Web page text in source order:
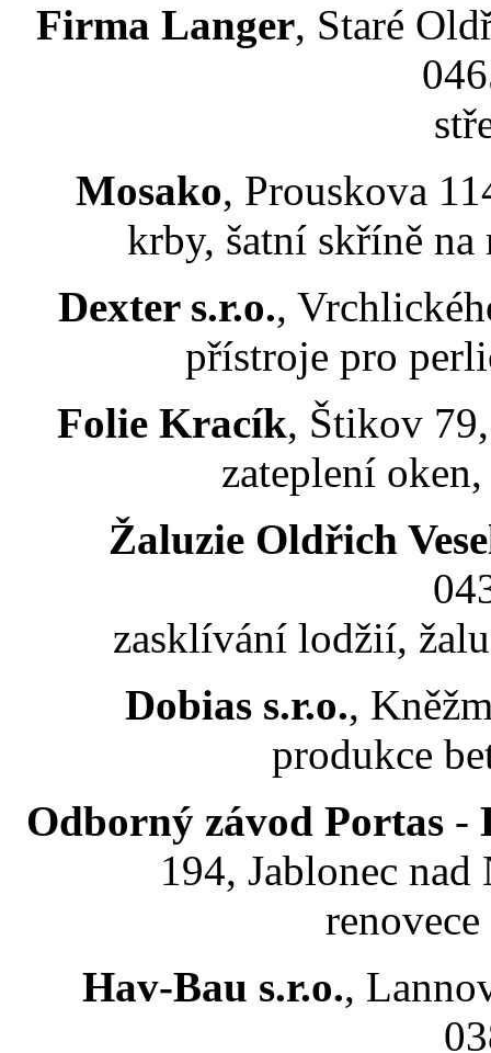
Firma Langer, Staré
Mosako, Prouskova
krby, šatní skříně
Dexter s.r.o.,
přístroje pro
Folie Kracík, Štikov
zateplení
Žaluzie Oldřich
zasklívání lodžií,
Dobias s.r.o.,
produkce
Odborný závod Portas -
194, Jablonec
Hav-Bau s.r.o.,